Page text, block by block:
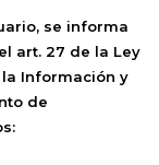
se informa
art. 27 de la Ley
Información y
de